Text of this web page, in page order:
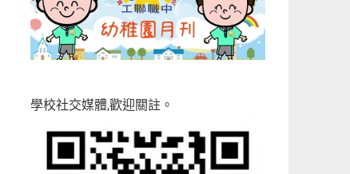
學校社交媒體,歡迎關註。